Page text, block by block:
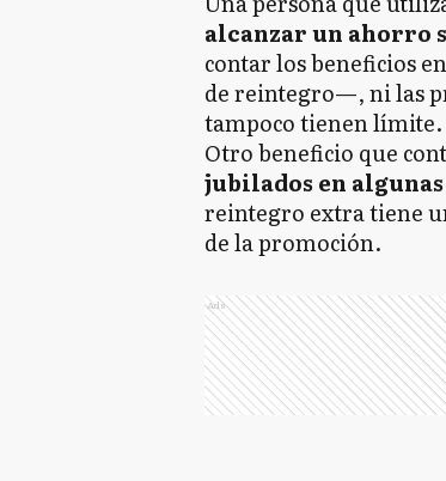
alcanzar un ahorro
contar los beneficios
de reintegro—, ni las
tampoco tienen límite.
Otro beneficio que
jubilados en
reintegro extra tiene
de la promoción.
Ads